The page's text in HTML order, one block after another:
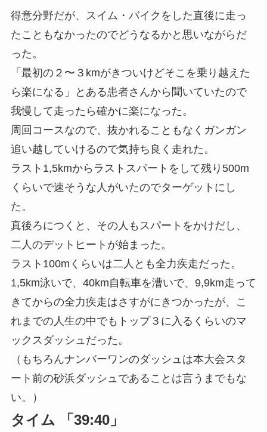
得意分野だが、スイム・バイクをした直後に走っ
たこともなかったのでどうなるかと思いながらだ
った。
「最初の２〜３kmがきついけどそこを乗り越えた
ら楽になる」とある患者さんから聞いていたので
我慢して走ったら確かに楽になった。
周回コースなので、抜かれることもなくガンガン
追い越していけるので気持ち良く走れた。
ラスト1,5kmからラストスパートをして残り500m
くらいで速そうな人がいたのでターゲットにし
た。
真後ろにつくと、その人もスパートをかけだし、
二人のデットヒートが始まった。
ラスト100mくらいは二人とも全力疾走だった。
1,5km泳いで、40km自転車を漕いで、9,9km走って
きてからの全力疾走はさすがにきつかったが、こ
れまでの人生の中でもトップ３に入るくらいのマ
ックスダッシュだった。
（もちろんナンバーワンのダッシュは本大会スタ
ート前の砂浜ダッシュであることは言うまでもな
い。）
タイム 「39:40」